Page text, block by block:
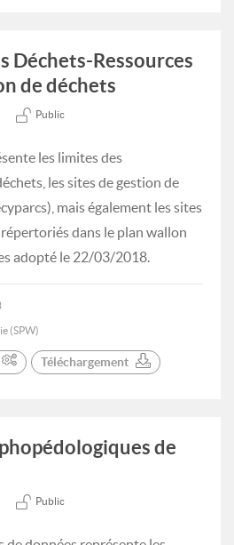
Déchets-Ressources
de déchets
Public
les limites des
les sites de gestion de
mais également les sites
dans le plan wallon
adopté le 22/03/2018.
(SPW)
Téléchargement
de
Public